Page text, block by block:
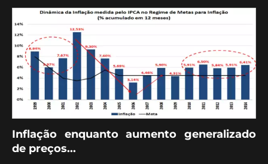
Inflação enquanto aumento generalizado
de preços...